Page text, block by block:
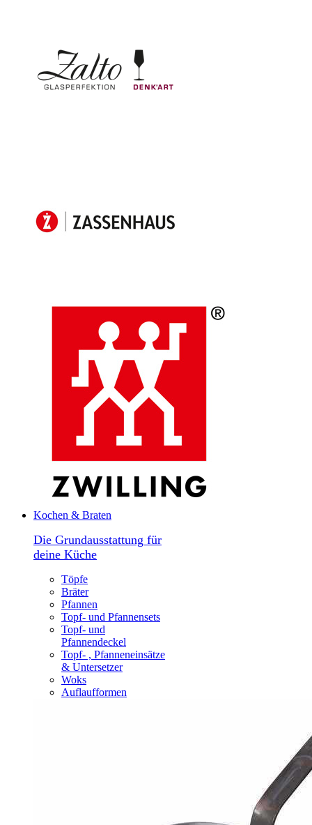
Kochen & Braten
Die Grundausstattung für
deine Küche
Töpfe
Bräter
Pfannen
Topf- und Pfannensets
Topf- und
Pfannendeckel
Topf- , Pfanneneinsätze
& Untersetzer
Woks
Auflaufformen